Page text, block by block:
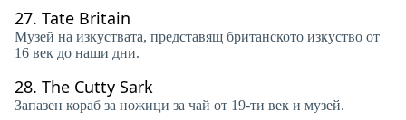
27. Tate Britain
Музей на изкуствата, представящ британското изкуство от
16 век до наши дни.
28. The Cutty Sark
Запазен кораб за ножици за чай от 19-ти век и музей.